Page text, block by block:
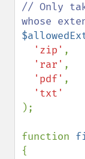
// Only
'zip' ,
'rar' ,
'pdf' ,
);
function
{